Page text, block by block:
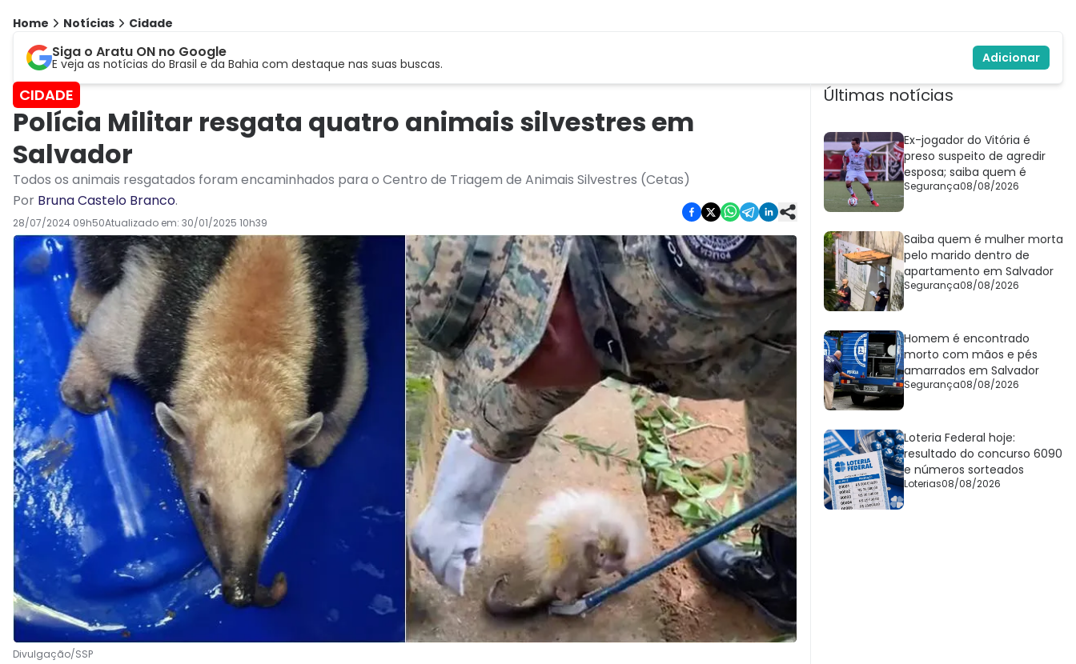
Home Notícias Cidade
Siga o Aratu ON no Google
E veja as notícias do Brasil e da Bahia com destaque nas suas buscas. Adicionar
CIDADE
Polícia Militar resgata quatro animais silvestres em
Salvador
Todos os animais resgatados foram encaminhados para o Centro de Triagem de Animais Silvestres (Cetas)
Por Bruna Castelo Branco.
28/07/2024 09h50Atualizado em: 30/01/2025 10h39
Divulgação/SSP
Últimas notícias
Ex-jogador do Vitória é
preso suspeito de agredir
esposa; saiba quem é
Segurança08/08/2026
Saiba quem é mulher morta
pelo marido dentro de
apartamento em Salvador
Segurança08/08/2026
Homem é encontrado
morto com mãos e pés
amarrados em Salvador
Segurança08/08/2026
Loteria Federal hoje:
resultado do concurso 6090
e números sorteados
Loterias08/08/2026